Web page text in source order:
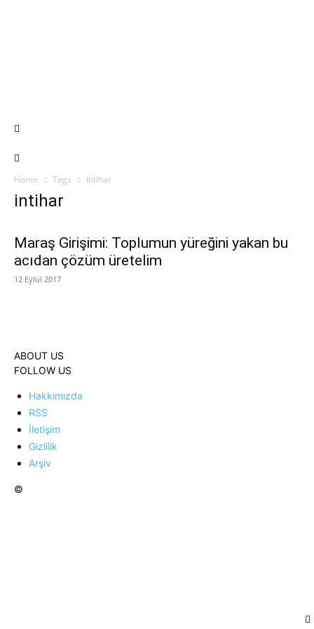
Home Tags Intihar
intihar
Maraş Girişimi: Toplumun yüreğini yakan bu
acıdan çözüm üretelim
12 Eylül 2017
ABOUT US
FOLLOW US
Hakkımızda
RSS
İletişim
Gizlilik
Arşiv
©